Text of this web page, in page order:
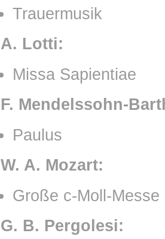
Trauermusik
A. Lotti:
Missa Sapientiae
F. Mendelssohn-
Paulus
W. A. Mozart:
Große c-Moll-Messe
G. B. Pergolesi: